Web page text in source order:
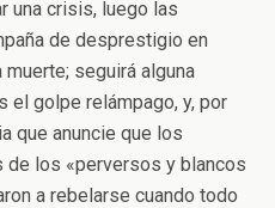
una crisis, luego las
de desprestigio en
seguirá alguna
el golpe relámpago, y, por
que anuncie que los
de los «perversos y blancos
a rebelarse cuando todo